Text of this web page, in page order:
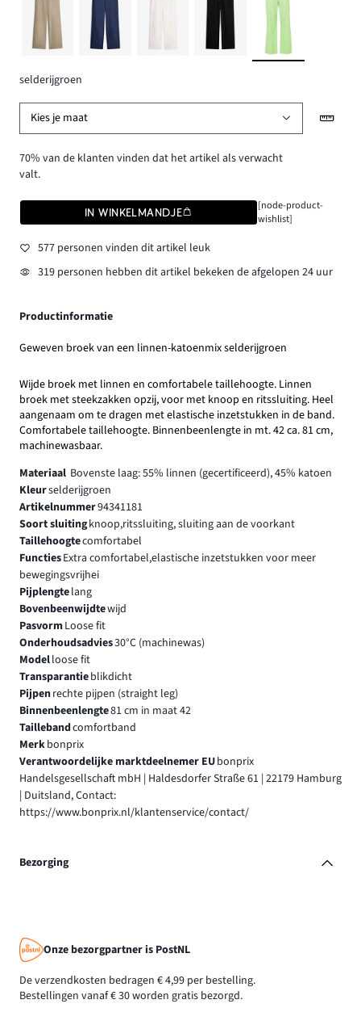
selderijgroen
Kies je maat
70% van de klanten vinden dat het artikel als verwacht
valt.
IN WINKELMANDJE
[node-product-
wishlist]
577 personen vinden dit artikel leuk
319 personen hebben dit artikel bekeken de afgelopen 24 uur
Productinformatie
Geweven broek van een linnen-katoenmix selderijgroen
Wijde broek met linnen en comfortabele taillehoogte. Linnen
broek met steekzakken opzij, voor met knoop en ritssluiting. Heel
aangenaam om te dragen met elastische inzetstukken in de band.
Comfortabele taillehoogte. Binnenbeenlengte in mt. 42 ca. 81 cm,
machinewasbaar.
Materiaal Bovenste laag: 55% linnen (gecertificeerd), 45% katoen
Kleurselderijgroen
Artikelnummer94341181
Soort sluitingknoop,ritssluiting, sluiting aan de voorkant
Taillehoogtecomfortabel
FunctiesExtra comfortabel,elastische inzetstukken voor meer
bewegingsvrijhei
Pijplengtelang
Bovenbeenwijdtewijd
PasvormLoose fit
Onderhoudsadvies30°C (machinewas)
Modelloose fit
Transparantieblikdicht
Pijpenrechte pijpen (straight leg)
Binnenbeenlengte81 cm in maat 42
Taillebandcomfortband
Merkbonprix
Verantwoordelijke marktdeelnemer EUbonprix
Handelsgesellschaft mbH | Haldesdorfer Straße 61 | 22179 Hamburg
| Duitsland, Contact:
https://www.bonprix.nl/klantenservice/contact/
Bezorging
Onze bezorgpartner is PostNL
De verzendkosten bedragen € 4,99 per bestelling.
Bestellingen vanaf € 30 worden gratis bezorgd.